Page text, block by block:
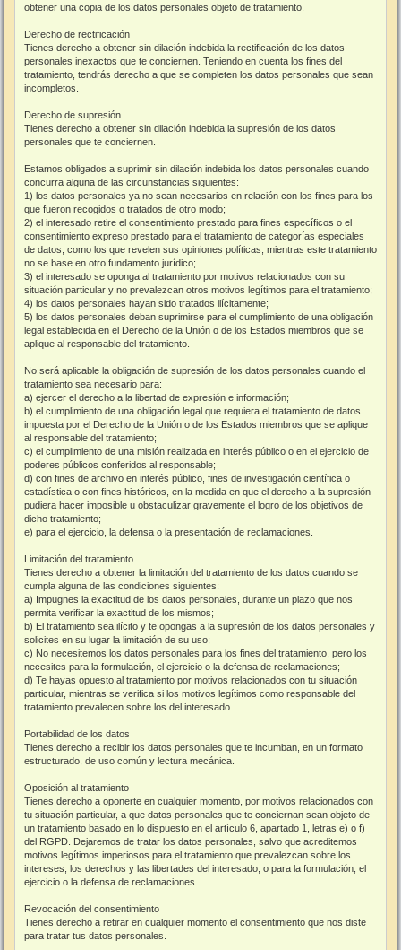
obtener una copia de los datos personales objeto de tratamiento.
Derecho de rectificación
Tienes derecho a obtener sin dilación indebida la rectificación de los datos
personales inexactos que te conciernen. Teniendo en cuenta los fines del
tratamiento, tendrás derecho a que se completen los datos personales que sean
incompletos.
Derecho de supresión
Tienes derecho a obtener sin dilación indebida la supresión de los datos
personales que te conciernen.
Estamos obligados a suprimir sin dilación indebida los datos personales cuando
concurra alguna de las circunstancias siguientes:
1) los datos personales ya no sean necesarios en relación con los fines para los
que fueron recogidos o tratados de otro modo;
2) el interesado retire el consentimiento prestado para fines específicos o el
consentimiento expreso prestado para el tratamiento de categorías especiales
de datos, como los que revelen sus opiniones políticas, mientras este tratamiento
no se base en otro fundamento jurídico;
3) el interesado se oponga al tratamiento por motivos relacionados con su
situación particular y no prevalezcan otros motivos legítimos para el tratamiento;
4) los datos personales hayan sido tratados ilícitamente;
5) los datos personales deban suprimirse para el cumplimiento de una obligación
legal establecida en el Derecho de la Unión o de los Estados miembros que se
aplique al responsable del tratamiento.
No será aplicable la obligación de supresión de los datos personales cuando el
tratamiento sea necesario para:
a) ejercer el derecho a la libertad de expresión e información;
b) el cumplimiento de una obligación legal que requiera el tratamiento de datos
impuesta por el Derecho de la Unión o de los Estados miembros que se aplique
al responsable del tratamiento;
c) el cumplimiento de una misión realizada en interés público o en el ejercicio de
poderes públicos conferidos al responsable;
d) con fines de archivo en interés público, fines de investigación científica o
estadística o con fines históricos, en la medida en que el derecho a la supresión
pudiera hacer imposible u obstaculizar gravemente el logro de los objetivos de
dicho tratamiento;
e) para el ejercicio, la defensa o la presentación de reclamaciones.
Limitación del tratamiento
Tienes derecho a obtener la limitación del tratamiento de los datos cuando se
cumpla alguna de las condiciones siguientes:
a) Impugnes la exactitud de los datos personales, durante un plazo que nos
permita verificar la exactitud de los mismos;
b) El tratamiento sea ilícito y te opongas a la supresión de los datos personales y
solicites en su lugar la limitación de su uso;
c) No necesitemos los datos personales para los fines del tratamiento, pero los
necesites para la formulación, el ejercicio o la defensa de reclamaciones;
d) Te hayas opuesto al tratamiento por motivos relacionados con tu situación
particular, mientras se verifica si los motivos legítimos como responsable del
tratamiento prevalecen sobre los del interesado.
Portabilidad de los datos
Tienes derecho a recibir los datos personales que te incumban, en un formato
estructurado, de uso común y lectura mecánica.
Oposición al tratamiento
Tienes derecho a oponerte en cualquier momento, por motivos relacionados con
tu situación particular, a que datos personales que te conciernan sean objeto de
un tratamiento basado en lo dispuesto en el artículo 6, apartado 1, letras e) o f)
del RGPD. Dejaremos de tratar los datos personales, salvo que acreditemos
motivos legítimos imperiosos para el tratamiento que prevalezcan sobre los
intereses, los derechos y las libertades del interesado, o para la formulación, el
ejercicio o la defensa de reclamaciones.
Revocación del consentimiento
Tienes derecho a retirar en cualquier momento el consentimiento que nos diste
para tratar tus datos personales.